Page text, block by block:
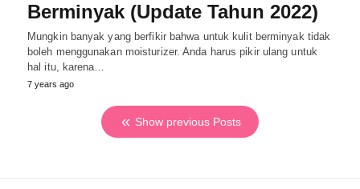
Berminyak (Update Tahun 2022)
Mungkin banyak yang berfikir bahwa untuk kulit berminyak tidak
boleh menggunakan moisturizer. Anda harus pikir ulang untuk
hal itu, karena…
7 years ago
Show previous Posts